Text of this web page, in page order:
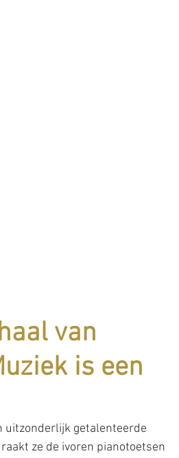
van
is een
uitzonderlijk getalenteerde
ze de ivoren pianotoetsen